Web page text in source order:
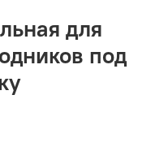
для
под